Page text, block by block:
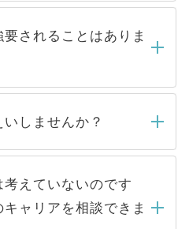
日以内にはご連絡をせて
、しばらくお待ちくださ
で取り扱っている求人の
サイトからご覧いただ
人」です。非公開求人は
て、一般には公開してい
ため 人気のある医療機
と、応募が殺到する場
める条件に合った人材の
に依頼するケースが増え
されることはありま
ることは一切ありませ
募先から内定をいただい
ありません。内定先へ
ャリアパートナーが行い
しませんか？
ることはありませんの
い。当サイトからの登録
登録者様の個人情報は、
アップおよび転職活動の
えていないのです
ャリアを相談できま